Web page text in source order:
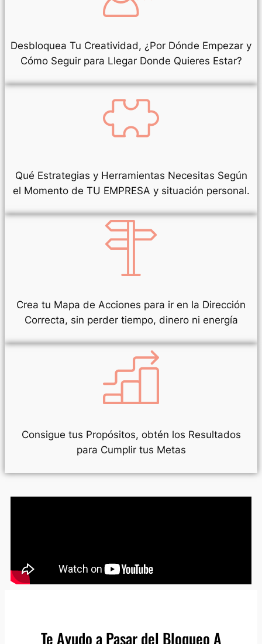
Desbloquea Tu Creatividad, ¿Por Dónde Empezar y
Cómo Seguir para Llegar Donde Quieres Estar?
Qué Estrategias y Herramientas Necesitas Según
el Momento de TU EMPRESA y situación personal.
Crea tu Mapa de Acciones para ir en la Dirección
Correcta, sin perder tiempo, dinero ni energía
Consigue tus Propósitos, obtén los Resultados
para Cumplir tus Metas
Te Ayudo a Pasar del Bloqueo A